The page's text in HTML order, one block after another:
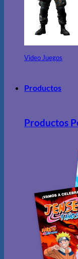
Video Juegos
Productos
Productos